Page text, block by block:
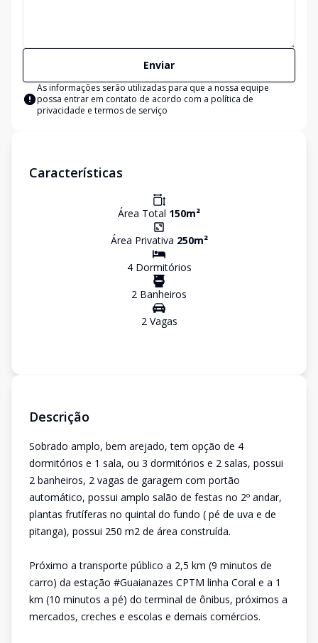
Enviar
As informações serão utilizadas para que a nossa equipe
possa entrar em contato de acordo com a política de
privacidade e termos de serviço
Características
Área Total 150m²
Área Privativa 250m²
4Dormitórios
2 Banheiros
2Vagas
Descrição
Sobrado amplo, bem arejado, tem opção de 4
dormitórios e 1 sala, ou 3 dormitórios e 2 salas, possui
2 banheiros, 2 vagas de garagem com portão
automático, possui amplo salão de festas no 2º andar,
plantas frutíferas no quintal do fundo ( pé de uva e de
pitanga), possui 250 m2 de área construída.
Próximo a transporte público a 2,5 km (9 minutos de
carro) da estação #Guaianazes CPTM linha Coral e a 1
km (10 minutos a pé) do terminal de ônibus, próximos a
mercados, creches e escolas e demais comércios.